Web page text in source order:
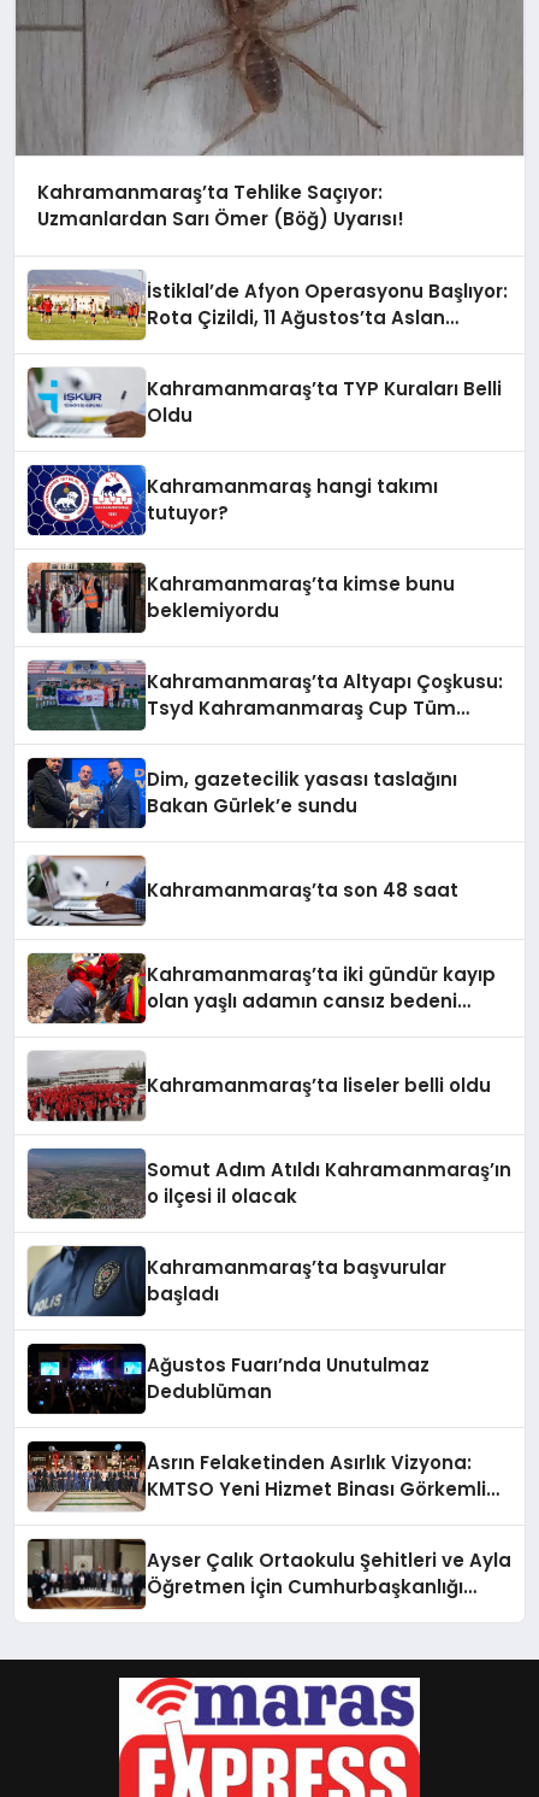
Kahramanmaraş’ta Tehlike Saçıyor:
Uzmanlardan Sarı Ömer (Böğ) Uyarısı!
İstiklal’de Afyon Operasyonu Başlıyor:
Rota Çizildi, 11 Ağustos’ta Aslan
Kahramanmaraş’ta TYP Kuraları Belli
Oldu
Kahramanmaraş hangi takımı
tutuyor?
Kahramanmaraş’ta kimse bunu
beklemiyordu
Kahramanmaraş’ta Altyapı Çoşkusu:
Tsyd Kahramanmaraş Cup Tüm
Dim, gazetecilik yasası taslağını
Bakan Gürlek’e sundu
Kahramanmaraş’ta son 48 saat
Kahramanmaraş’ta iki gündür kayıp
olan yaşlı adamın cansız bedeni
Kahramanmaraş’ta liseler belli oldu
Somut Adım Atıldı Kahramanmaraş’ın
o ilçesi il olacak
Kahramanmaraş’ta başvurular
başladı
Ağustos Fuarı’nda Unutulmaz
Dedublüman
Asrın Felaketinden Asırlık Vizyona:
KMTSO Yeni Hizmet Binası Görkemli
Ayser Çalık Ortaokulu Şehitleri ve Ayla
Öğretmen İçin Cumhurbaşkanlığı